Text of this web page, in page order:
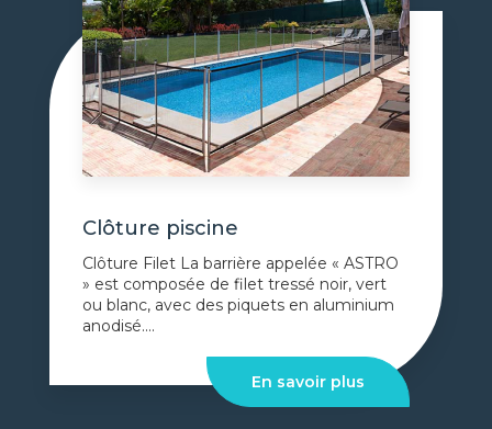
Clôture piscine
Clôture Filet La barrière appelée « ASTRO
» est composée de filet tressé noir, vert
ou blanc, avec des piquets en aluminium
anodisé....
En savoir plus